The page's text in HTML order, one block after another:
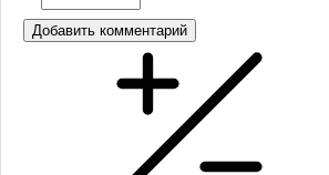
Добавить комментарий